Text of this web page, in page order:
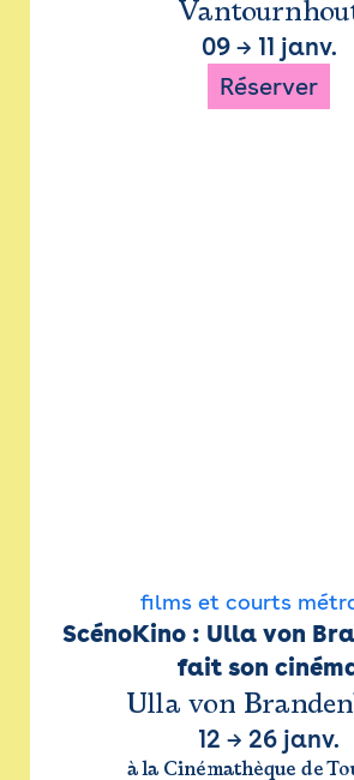
09→ 11 janv.
Réserver
films et courts
ScénoKino : Ulla von
fait son
Ulla von
12 → 26 janv.
à la Cinémathèque de